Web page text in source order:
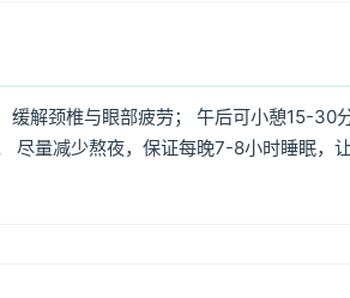
解颈椎与眼部疲劳； 午后可小憩15-30
尽量减少熬夜，保证每晚7-8小时睡眠，